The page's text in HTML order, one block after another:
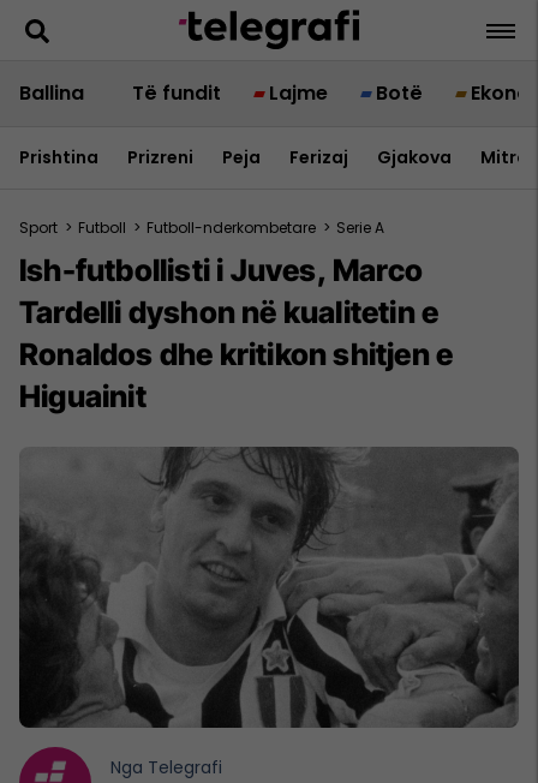
Ballina Të fundit Lajme Botë
Prishtina Prizreni Peja Ferizaj Gjakova
Sport > Futboll > Futboll-nderkombetare > Serie A
Ish-futbollisti i Juves, Marco
Tardelli dyshon në kualitetin e
Ronaldos dhe kritikon shitjen e
Higuainit
Nga Telegrafi